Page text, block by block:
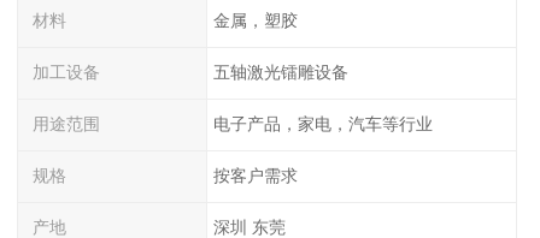
材料 金属，塑胶
加工设备 五轴激光镭雕设备
用途范围 电子产品，家电，汽车等行业
规格 按客户需求
产地 深圳 东莞